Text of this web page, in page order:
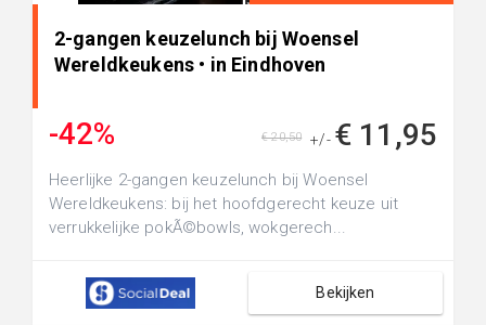
2-gangen keuzelunch bij Woensel
Wereldkeukens • in Eindhoven
-42% +/- € 11,95
€ 20,50
Heerlijke 2-gangen keuzelunch bij Woensel
Wereldkeukens: bij het hoofdgerecht keuze uit
verrukkelijke pokÃ©bowls, wokgerech...
Bekijken